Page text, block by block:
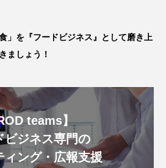
」を『フードビジネス』として磨き上
ましょう！
ROD teams】
ビジネス専門の
ィング・広報支援